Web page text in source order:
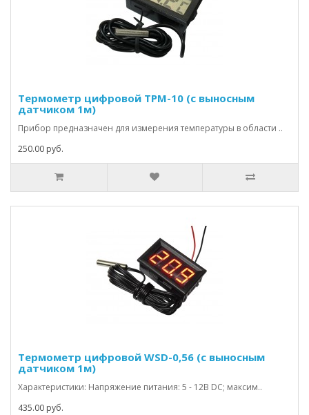
Термометр цифровой TPM-10 (с выносным
датчиком 1м)
Прибор предназначен для измерения температуры в области ..
250.00 руб.
Термометр цифровой WSD-0,56 (с выносным
датчиком 1м)
Характеристики: Напряжение питания: 5 - 12В DC; максим..
435.00 руб.